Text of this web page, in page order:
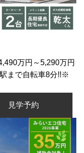
万円～5,290万円
まで自転車8分!!※
見学予約